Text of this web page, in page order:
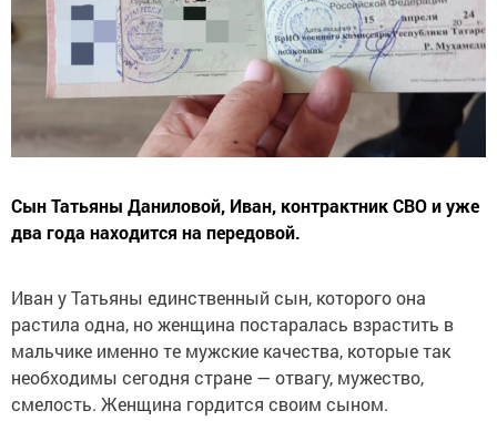
Сын Татьяны Даниловой, Иван, контрактник СВО и уже
два года находится на передовой.
Иван у Татьяны единственный сын, которого она
растила одна, но женщина постаралась взрастить в
мальчике именно те мужские качества, которые так
необходимы сегодня стране — отвагу, мужество,
смелость. Женщина гордится своим сыном.